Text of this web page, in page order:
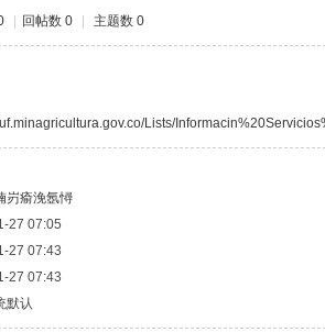
回帖数 0 主题数 0
Lists/
岃瘉浼氬憳
27 07:05
27 07:43
27 07:43
默认